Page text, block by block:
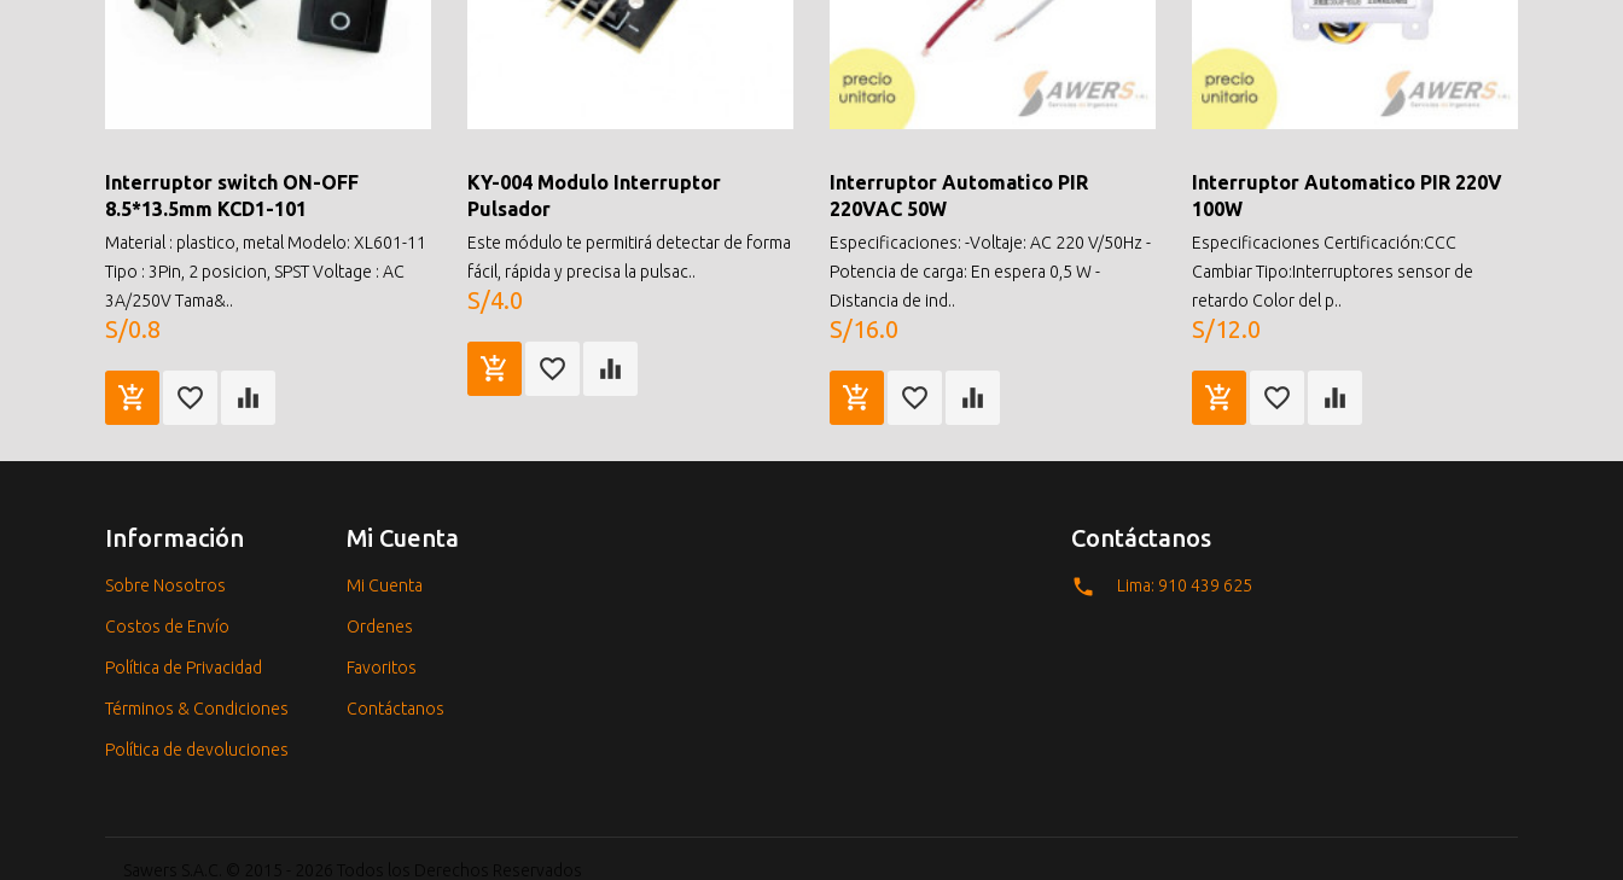
Interruptor switch ON-OFF
8.5*13.5mm KCD1-101
Material : plastico, metal Modelo: XL601-11
Tipo : 3Pin, 2 posicion, SPST Voltage : AC
3A/250V Tama&..
S/0.8
KY-004 Modulo Interruptor
Pulsador
Este módulo te permitirá detectar de forma
fácil, rápida y precisa la pulsac..
S/4.0
Interruptor Automatico PIR
220VAC 50W
Especificaciones: -Voltaje: AC 220 V/50Hz -
Potencia de carga: En espera 0,5 W -
Distancia de ind..
S/16.0
Interruptor Automatico PIR 220V
100W
Especificaciones Certificación:CCC
Cambiar Tipo:Interruptores sensor de
retardo Color del p..
S/12.0
Información
Sobre Nosotros
Costos de Envío
Política de Privacidad
Términos & Condiciones
Política de devoluciones
Mi Cuenta
Mi Cuenta
Ordenes
Favoritos
Contáctanos
Contáctanos
Lima: 910 439 625